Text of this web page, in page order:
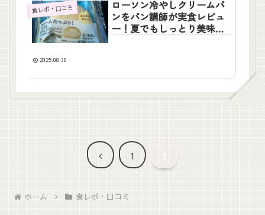
食レポ・口コミ
ローソン冷やしクリームパ
ンをパン講師が実食レビュ
ー！夏でもしっとり美味し
2025.08.30
前
1
ホーム 食レポ・口コミ